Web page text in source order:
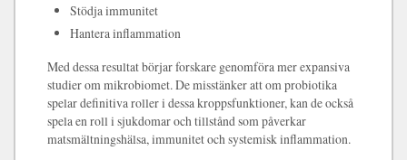
Stödja immunitet
Hantera inflammation
Med dessa resultat börjar forskare genomföra mer expansiva
studier om mikrobiomet. De misstänker att om probiotika
spelar definitiva roller i dessa kroppsfunktioner, kan de också
spela en roll i sjukdomar och tillstånd som påverkar
matsmältningshälsa, immunitet och systemisk inflammation.